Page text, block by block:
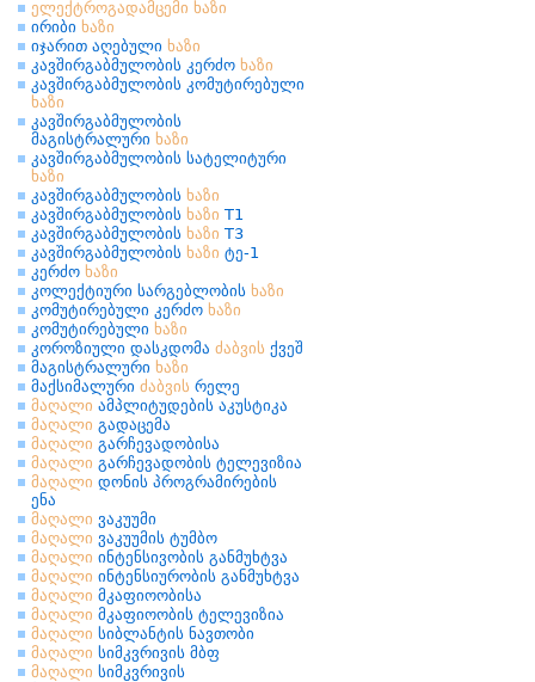
ელექტროგადამცემი ხაზი
ირიბი ხაზი
იჯარით აღებული ხაზი
კავშირგაბმულობის კერძო ხაზი
კავშირგაბმულობის კომუტირებული
ხაზი
კავშირგაბმულობის
მაგისტრალური ხაზი
კავშირგაბმულობის სატელიტური
ხაზი
კავშირგაბმულობის ხაზი
კავშირგაბმულობის ხაზი T1
კავშირგაბმულობის ხაზი T3
კავშირგაბმულობის ხაზი ტე-1
კერძო ხაზი
კოლექტიური სარგებლობის ხაზი
კომუტირებული კერძო ხაზი
კომუტირებული ხაზი
კოროზიული დასკდომა ძაბვის ქვეშ
მაგისტრალური ხაზი
მაქსიმალური ძაბვის რელე
მაღალი ამპლიტუდების აკუსტიკა
მაღალი გადაცემა
მაღალი გარჩევადობისა
მაღალი გარჩევადობის ტელევიზია
მაღალი დონის პროგრამირების
ენა
მაღალი ვაკუუმი
მაღალი ვაკუუმის ტუმბო
მაღალი ინტენსივობის განმუხტვა
მაღალი ინტენსიურობის განმუხტვა
მაღალი მკაფიოობისა
მაღალი მკაფიოობის ტელევიზია
მაღალი სიბლანტის ნავთობი
მაღალი სიმკვრივის მბფ
მაღალი სიმკვრივის